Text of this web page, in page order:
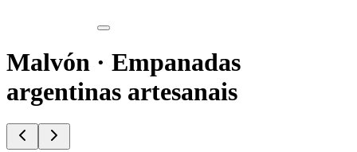
Malvón · Empanadas
argentinas artesanais